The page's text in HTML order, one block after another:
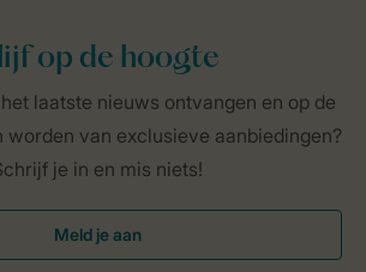
op de hoogte
laatste nieuws ontvangen en op de
worden van exclusieve aanbiedingen?
je in en mis niets!
Meld je aan